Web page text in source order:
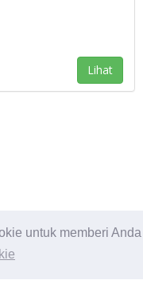
untuk memberi
Lihat
2026